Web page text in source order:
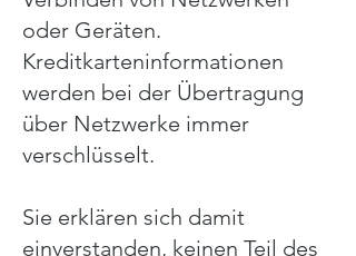
oder Geräten.
Kreditkarteninformationen
werden bei der Übertragung
über Netzwerke immer
verschlüsselt.
Sie erklären sich damit
einverstanden, keinen Teil des